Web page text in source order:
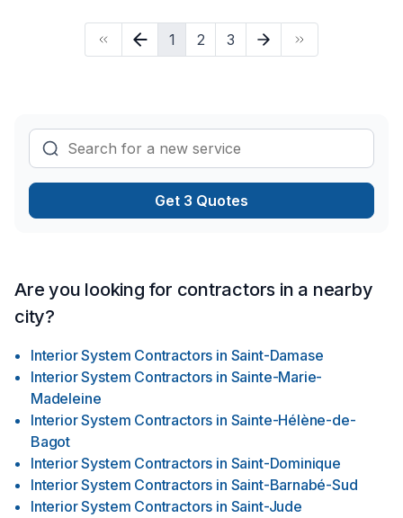
1 2 3
Get 3 Quotes
Are you looking for contractors in a nearby
city?
Interior System Contractors in Saint-Damase
Interior System Contractors in Sainte-Marie-
Madeleine
Interior System Contractors in Sainte-Hélène-de-
Bagot
Interior System Contractors in Saint-Dominique
Interior System Contractors in Saint-Barnabé-Sud
Interior System Contractors in Saint-Jude